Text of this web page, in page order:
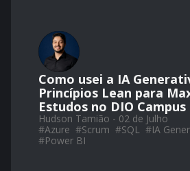
Como usei a IA
Princípios Lean para
Estudos no DIO
Hudson Tamião - 02 de Julho
#Azure #Scrum #SQL #IA
#Power BI